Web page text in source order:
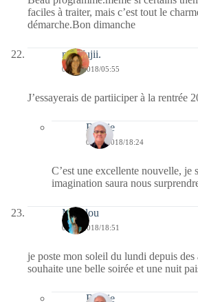
faciles à traiter, mais c’est tout le
démarche.Bon dimanche
missfujii.
09/12/2018/05:55
J’essayerais de partiiciper à la rentrée
Bernie
09/12/2018/18:24
C’est une excellente nouvelle, je
imagination saura nous
Marylou
08/12/2018/18:51
je poste mon soleil du lundi depuis
souhaite une belle soirée et une nuit
Bernie